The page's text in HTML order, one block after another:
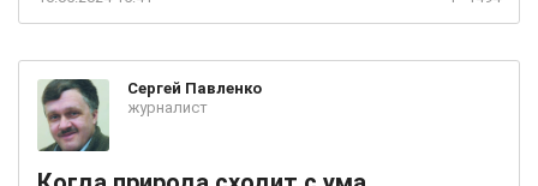
Сергей Павленко
журналист